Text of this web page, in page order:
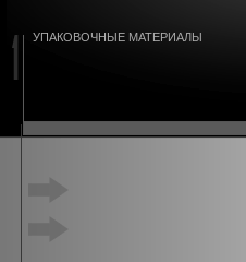
УПАКОВОЧНЫЕ МАТЕРИАЛЫ